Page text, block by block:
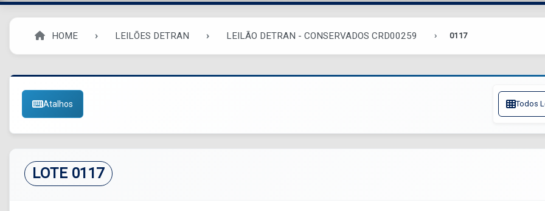
HOME LEILÕES DETRAN LEILÃO DETRAN - CONSERVADOS CRD00259 0117
Atalhos Todos
LOTE 0117